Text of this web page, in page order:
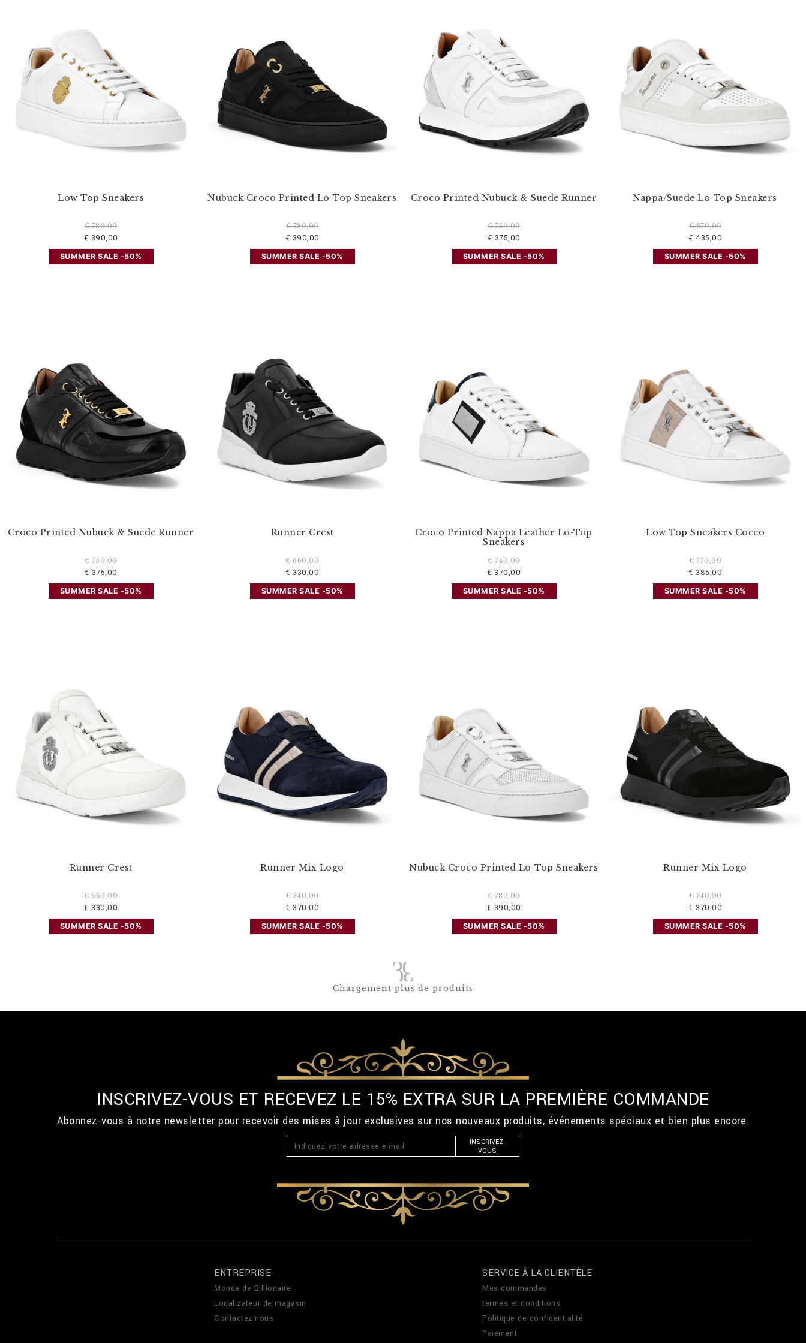
Low Top Sneakers
€ 780,00
€ 390,00
SUMMER SALE -50%
Nubuck Croco Printed Lo-Top Sneakers
€ 780,00
€ 390,00
SUMMER SALE -50%
Croco Printed Nubuck & Suede Runner
€ 750,00
€ 375,00
SUMMER SALE -50%
Nappa/Suede Lo-Top Sneakers
€ 870,00
€ 435,00
SUMMER SALE -50%
Croco Printed Nubuck & Suede Runner
€ 750,00
€ 375,00
SUMMER SALE -50%
Runner Crest
€ 660,00
€ 330,00
SUMMER SALE -50%
Croco Printed Nappa Leather Lo-Top
Sneakers
€ 740,00
€ 370,00
SUMMER SALE -50%
Low Top Sneakers Cocco
€ 770,00
€ 385,00
SUMMER SALE -50%
Runner Crest
€ 660,00
€ 330,00
SUMMER SALE -50%
Runner Mix Logo
€ 740,00
€ 370,00
SUMMER SALE -50%
Nubuck Croco Printed Lo-Top Sneakers
€ 780,00
€ 390,00
SUMMER SALE -50%
Runner Mix Logo
€ 740,00
€ 370,00
SUMMER SALE -50%
Chargement plus de produits
INSCRIVEZ-VOUS ET RECEVEZ LE 15% EXTRA SUR LA PREMIÈRE COMMANDE
Abonnez-vous à notre newsletter pour recevoir des mises à jour exclusives sur nos nouveaux produits, événements spéciaux et bien plus encore.
INSCRIVEZ-
VOUS
ENTREPRISE
Monde de Billionaire
Localizateur de magasin
Contactez-nous
SERVICE À LA CLIENTÈLE
Mes commandes
termes et conditions
Politique de confidentialité
Paiement